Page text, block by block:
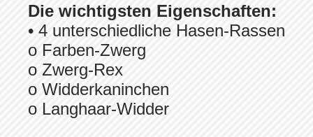
Die wichtigsten Eigenschaften:
• 4 unterschiedliche Hasen-Rassen
o Farben-Zwerg
o Zwerg-Rex
o Widderkaninchen
o Langhaar-Widder